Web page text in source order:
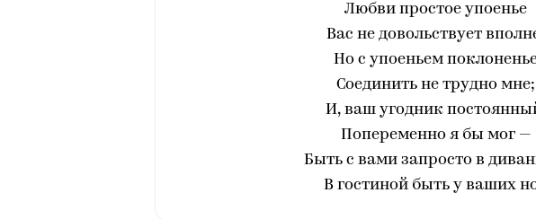
Любви простое упоенье
Вас не довольствует
Но с упоеньем
Соединить не трудно мне;
И, ваш угодник
Попеременно я бы мог —
Быть с вами запросто в
В гостиной быть у ваших